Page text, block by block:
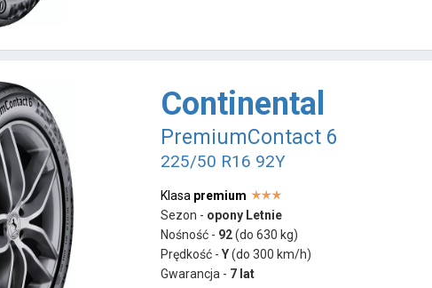
Continental
PremiumContact 6
225/50 R16 92Y
Klasa premium
Sezon - opony Letnie
Nośność - 92 (do 630 kg)
Prędkość -Y (do 300 km/h)
Gwarancja - 7 lat